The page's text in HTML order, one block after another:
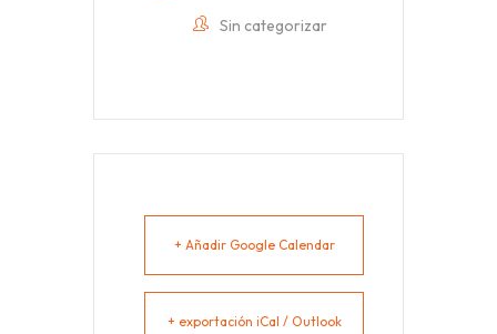
Sin categorizar
+ Añadir Google Calendar
+ exportación iCal / Outlook